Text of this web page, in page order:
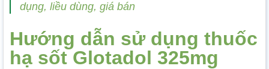
dụng, liều dùng, giá bán
Hướng dẫn sử dụng thuốc
hạ sốt Glotadol 325mg